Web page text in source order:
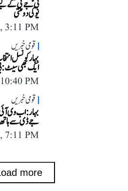
بی جے پی کے
یو کی دوستی
3:11 PM
قومی خبریں
بہار کونسل
ایک بھی سیٹ:
PM
قومی خبریں
بہار: اب وی
جے ڈی سے ہاتھ
7:11 PM
more